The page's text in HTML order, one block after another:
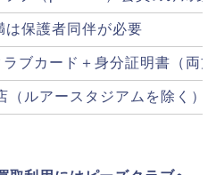
は保護者同伴が必要
ラブカード＋身分証明書（両
（ルアースタジアムを除く）